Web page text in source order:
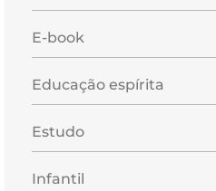
E-book
Educação espírita
Estudo
Infantil